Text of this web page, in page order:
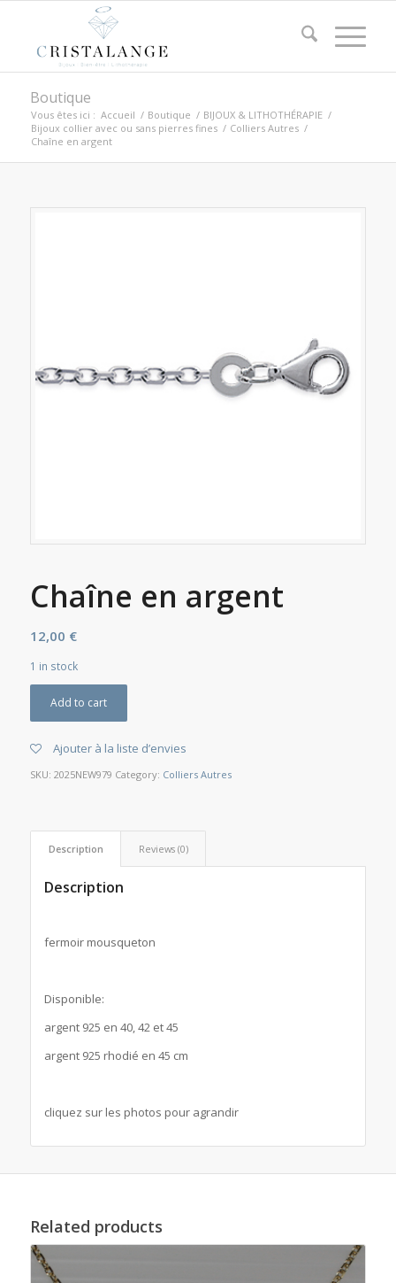
Boutique
Vous êtes ici : Accueil / Boutique / BIJOUX & LITHOTHÉRAPIE /
Bijoux collier avec ou sans pierres fines / Colliers Autres /
Chaîne en argent
Chaîne en argent
12,00 €
1 in stock
Add to cart
Ajouter à la liste d’envies
SKU: 2025NEW979 Category: Colliers Autres
Description Reviews (0)
Description
fermoir mousqueton
Disponible:
argent 925 en 40, 42 et 45
argent 925 rhodié en 45 cm
cliquez sur les photos pour agrandir
Related products